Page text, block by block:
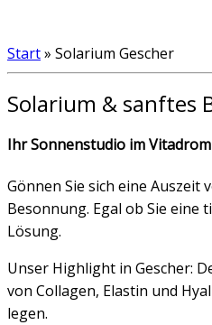
Start» Solarium Gescher
Solarium & sanftes
Ihr Sonnenstudio im
Gönnen Sie sich eine Auszeit
Besonnung. Egal ob Sie
Lösung.
Unser Highlight in Gescher:
von Collagen, Elastin und
legen.